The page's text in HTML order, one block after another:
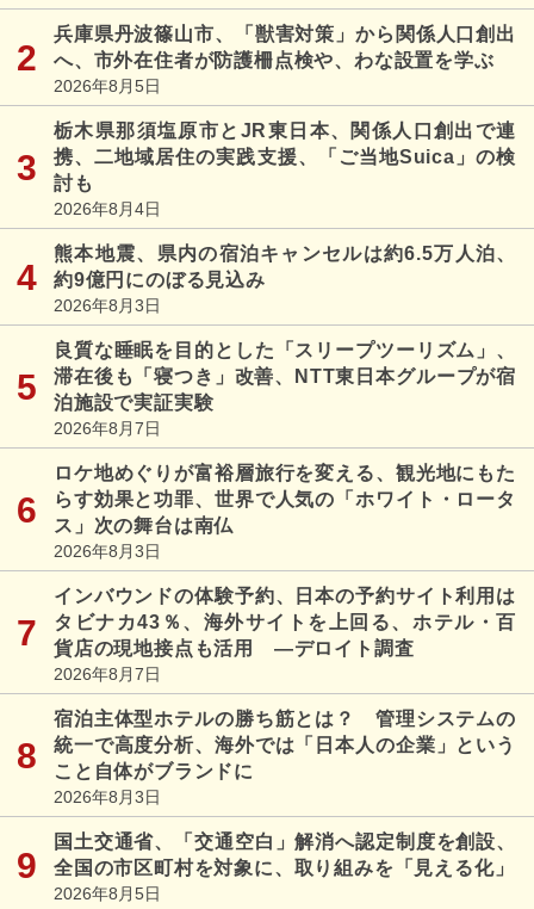
兵庫県丹波篠山市、「獣害対策」から関係人口創出
へ、市外在住者が防護柵点検や、わな設置を学ぶ
2026年8月5日
栃木県那須塩原市とJR東日本、関係人口創出で連
携、二地域居住の実践支援、「ご当地Suica」の検
討も
2026年8月4日
熊本地震、県内の宿泊キャンセルは約6.5万人泊、
約9億円にのぼる見込み
2026年8月3日
良質な睡眠を目的とした「スリープツーリズム」、
滞在後も「寝つき」改善、NTT東日本グループが宿
泊施設で実証実験
2026年8月7日
ロケ地めぐりが富裕層旅行を変える、観光地にもた
らす効果と功罪、世界で人気の「ホワイト・ロータ
ス」次の舞台は南仏
2026年8月3日
インバウンドの体験予約、日本の予約サイト利用は
タビナカ43％、海外サイトを上回る、ホテル・百
貨店の現地接点も活用 ―デロイト調査
2026年8月7日
宿泊主体型ホテルの勝ち筋とは？ 管理システムの
統一で高度分析、海外では「日本人の企業」という
こと自体がブランドに
2026年8月3日
国土交通省、「交通空白」解消へ認定制度を創設、
全国の市区町村を対象に、取り組みを「見える化」
2026年8月5日